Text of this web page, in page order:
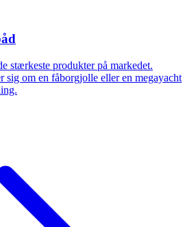
stærkeste produkter på markedet.
sig om en fåborgjolle eller en megayacht